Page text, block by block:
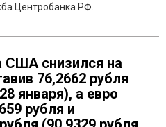
Центробанка РФ.
США снизился на
76,2662 рубля
января), а евро
рубля и